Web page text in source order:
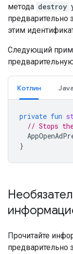
метода destroy
предварительно
этим
Следующий
Котлин
private fun
// Stops
}
Прочитайте
предварительно